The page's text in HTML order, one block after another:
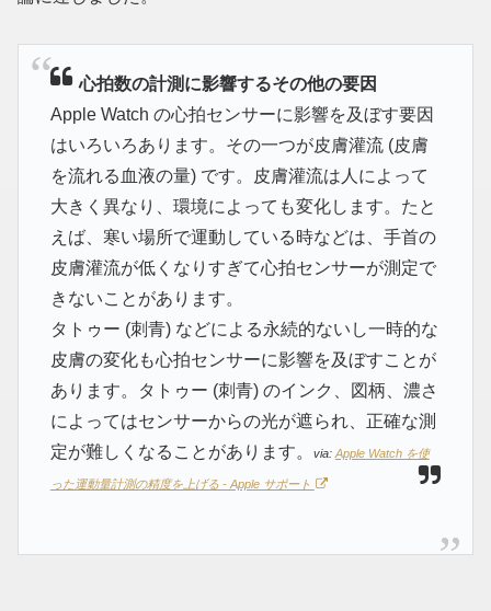
心拍数の計測に影響するその他の要因
Apple Watch の心拍センサーに影響を及ぼす要因
はいろいろあります。その一つが皮膚灌流 (皮膚
を流れる血液の量) です。皮膚灌流は人によって
大きく異なり、環境によっても変化します。たと
えば、寒い場所で運動している時などは、手首の
皮膚灌流が低くなりすぎて心拍センサーが測定で
きないことがあります。
タトゥー (刺青) などによる永続的ないし一時的な
皮膚の変化も心拍センサーに影響を及ぼすことが
あります。タトゥー (刺青) のインク、図柄、濃さ
によってはセンサーからの光が遮られ、正確な測
定が難しくなることがあります。
via: Apple Watch を使
った運動量計測の精度を上げる - Apple サポート